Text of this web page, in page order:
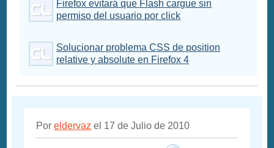
Firefox evitará que Flash cargue sin
permiso del usuario por click
Solucionar problema CSS de position
relative y absolute en Firefox 4
Poreldervaz el 17 de Julio de 2010